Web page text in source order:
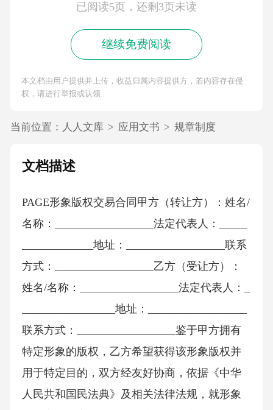
已阅读5页，还剩3页未读
继续免费阅读
本文档由用户提供并上传，收益归属内容提供方，若内容存在侵
权，请进行举报或认领
当前位置： 人人文库 > 应用文书 > 规章制度
文档描述
PAGE形象版权交易合同甲方（转让方）：姓名/
名称：__________________法定代表人：_____
_____________地址：__________________联系
方式：__________________乙方（受让方）：
姓名/名称：__________________法定代表人：_
_________________地址：__________________
联系方式：__________________鉴于甲方拥有
特定形象的版权，乙方希望获得该形象版权并
用于特定目的，双方经友好协商，依据《中华
人民共和国民法典》及相关法律法规，就形象